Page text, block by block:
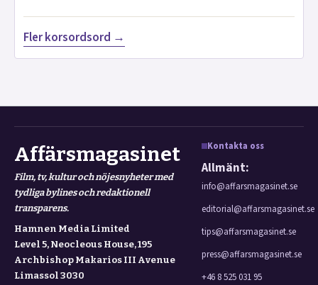
Fler korsordsord →
Affärsmagasinet
Film, tv, kultur och nöjesnyheter med
tydliga bylines och redaktionell
transparens.
Hamnen Media Limited
Level 5, Neocleous House, 195
Archbishop Makarios III Avenue
Limassol 3030
Kontakta oss
Allmänt:
info@affarsmagasinet.se
editorial@affarsmagasinet.se
tips@affarsmagasinet.se
press@affarsmagasinet.se
+46 8 525 031 95